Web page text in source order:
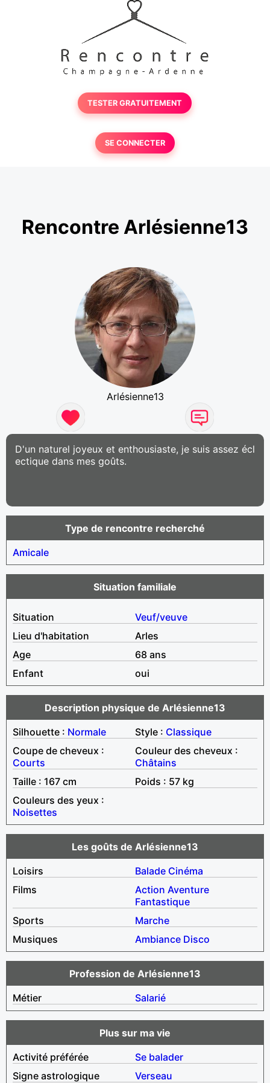
TESTER GRATUITEMENT
SE CONNECTER
Rencontre Arlésienne13
Arlésienne13
D'un naturel joyeux et enthousiaste, je suis assez écl
ectique dans mes goûts.
Type de rencontre recherché
Amicale
Situation familiale
Situation
Veuf/veuve
Lieu d'habitation
Arles
Age
68 ans
Enfant
oui
Description physique de Arlésienne13
Silhouette : Normale Style : Classique
Coupe de cheveux :
Courts
Couleur des cheveux :
Châtains
Taille : 167 cm
Poids : 57 kg
Couleurs des yeux :
Noisettes
Les goûts de Arlésienne13
Loisirs
Balade Cinéma
Films
Action Aventure
Fantastique
Sports
Marche
Musiques
Ambiance Disco
Profession de Arlésienne13
Métier
Salarié
Plus sur ma vie
Activité préférée
Se balader
Signe astrologique
Verseau